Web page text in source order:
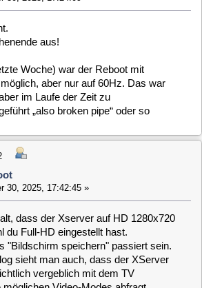
59.94
66.67 60.00 59.94
left inverted right x axis y axis)
Zeit zu Tonunterbrechungen geführt
Plugin-Einstellungen von
aktivieren.
im Bild und Tonprobleme.
ist es natürlich optimaler
nur die Standard-Pakete, im
gewählt: kein Bild.
Bild!!!